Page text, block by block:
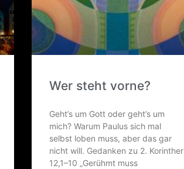
Wer steht vorne?
Geht’s um Gott oder geht’s um
mich? War­um Pau­lus sich mal
selbst loben muss, aber das gar
nicht will. Gedan­ken zu 2. Korin­ther
12,1–10 „Gerühmt muss